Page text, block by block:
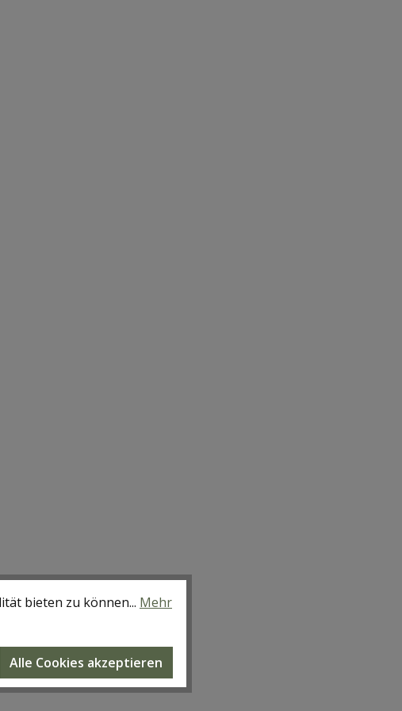
bieten zu können... Mehr
Alle Cookies akzeptieren